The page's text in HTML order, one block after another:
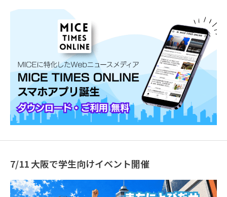
7/11 大阪で学生向けイベント開催